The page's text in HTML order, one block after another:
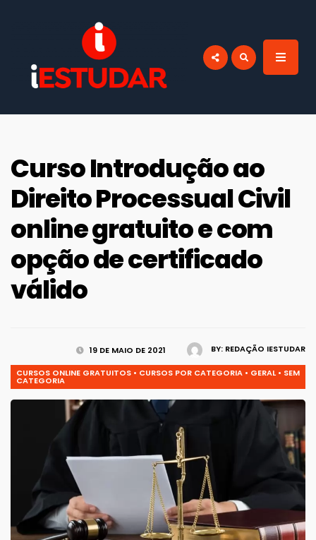
Curso Introdução ao
Direito Processual Civil
online gratuito e com
opção de certificado
válido
BY: REDAÇÃO IESTUDAR
19 DE MAIO DE 2021
CURSOS ONLINE GRATUITOS • CURSOS POR CATEGORIA • GERAL• SEM
CATEGORIA